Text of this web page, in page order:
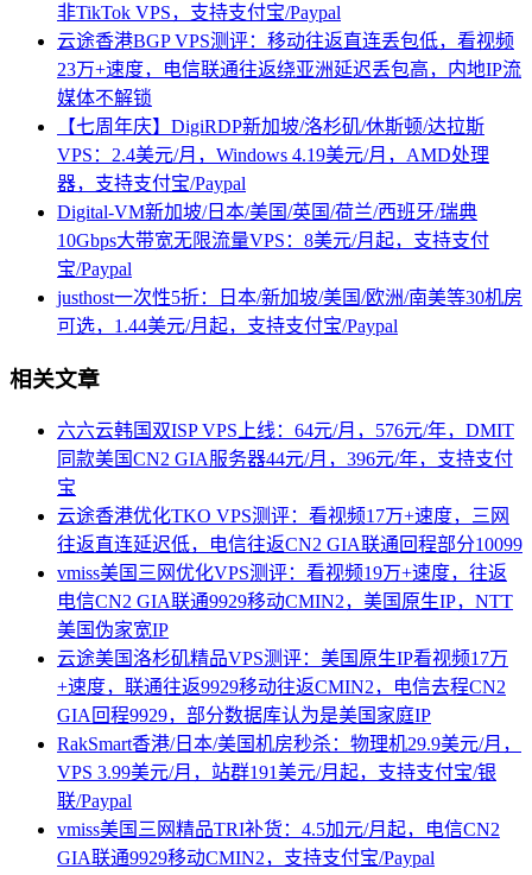
非TikTok VPS，支持支付宝/Paypal
云途香港BGP VPS测评：移动往返直连丢包低，看视频
23万+速度，电信联通往返绕亚洲延迟丢包高，内地IP流
媒体不解锁
【七周年庆】DigiRDP新加坡/洛杉矶/休斯顿/达拉斯
VPS：2.4美元/月，Windows 4.19美元/月，AMD处理
器，支持支付宝/Paypal
Digital-VM新加坡/日本/美国/英国/荷兰/西班牙/瑞典
10Gbps大带宽无限流量VPS：8美元/月起，支持支付
宝/Paypal
justhost一次性5折：日本/新加坡/美国/欧洲/南美等30机房
可选，1.44美元/月起，支持支付宝/Paypal
相关文章
六六云韩国双ISP VPS上线：64元/月，576元/年，DMIT
同款美国CN2 GIA服务器44元/月，396元/年，支持支付
宝
云途香港优化TKO VPS测评：看视频17万+速度，三网
往返直连延迟低，电信往返CN2 GIA联通回程部分10099
vmiss美国三网优化VPS测评：看视频19万+速度，往返
电信CN2 GIA联通9929移动CMIN2，美国原生IP，NTT
美国伪家宽IP
云途美国洛杉矶精品VPS测评：美国原生IP看视频17万
+速度，联通往返9929移动往返CMIN2，电信去程CN2
GIA回程9929，部分数据库认为是美国家庭IP
RakSmart香港/日本/美国机房秒杀：物理机29.9美元/月，
VPS 3.99美元/月，站群191美元/月起，支持支付宝/银
联/Paypal
vmiss美国三网精品TRI补货：4.5加元/月起，电信CN2
GIA联通9929移动CMIN2，支持支付宝/Paypal